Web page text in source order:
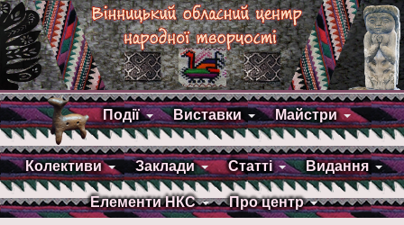
Події Виставки Майстри
Колективи Заклади Статті Видання
Елементи НКС Про центр